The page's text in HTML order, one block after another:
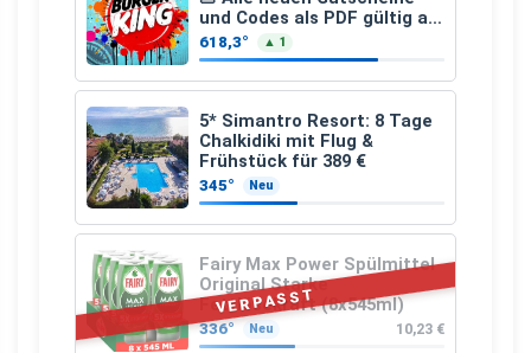
und Codes als PDF gültig ab
25.07.2026 bis 04.09.2026
618,3° ▲ 1
5* Simantro Resort: 8 Tage
Chalkidiki mit Flug &
Frühstück für 389 €
345° Neu
VERPASST
Fairy Max Power Spülmittel
Original Starke
Fettlösekraft (8x545ml)
336° Neu 10,23 €